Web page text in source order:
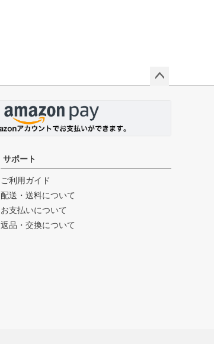
サポート
ご利用ガイド
配送・送料について
お支払いについて
返品・交換について